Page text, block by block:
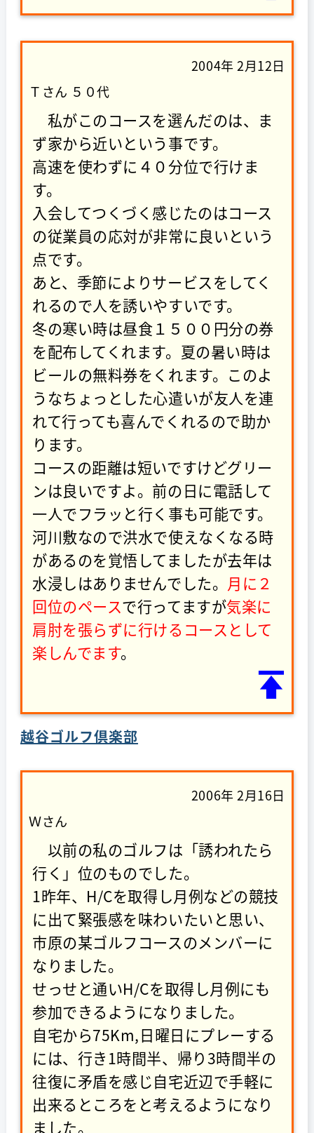
2004年 2月12日
Ｔさん ５０代
私がこのコースを選んだのは、ま
ず家から近いという事です。
高速を使わずに４０分位で行けま
す。
入会してつくづく感じたのはコース
の従業員の応対が非常に良いという
点です。
あと、季節によりサービスをしてく
れるので人を誘いやすいです。
冬の寒い時は昼食１５００円分の券
を配布してくれます。夏の暑い時は
ビールの無料券をくれます。このよ
うなちょっとした心遣いが友人を連
れて行っても喜んでくれるので助か
ります。
コースの距離は短いですけどグリー
ンは良いですよ。前の日に電話して
一人でフラッと行く事も可能です。
河川敷なので洪水で使えなくなる時
があるのを覚悟してましたが去年は
水浸しはありませんでした。 月に２
回位のペースで行ってますが気楽に
肩肘を張らずに行けるコースとして
楽しんでます。
越谷ゴルフ倶楽部
2006年 2月16日
Ｗさん
以前の私のゴルフは「誘われたら
行く」位のものでした。
1昨年、H/Cを取得し月例などの競技
に出て緊張感を味わいたいと思い、
市原の某ゴルフコースのメンバーに
なりました。
せっせと通いH/Cを取得し月例にも
参加できるようになりました。
自宅から75Km,日曜日にプレーする
には、行き1時間半、帰り3時間半の
往復に矛盾を感じ自宅近辺で手軽に
出来るところをと考えるようになり
ました。